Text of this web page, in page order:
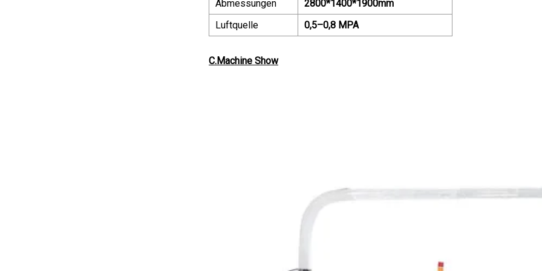
Abmessungen
2800*1400*1900mm
Luftquelle
0,5–0,8 MPA
C.Machine Show